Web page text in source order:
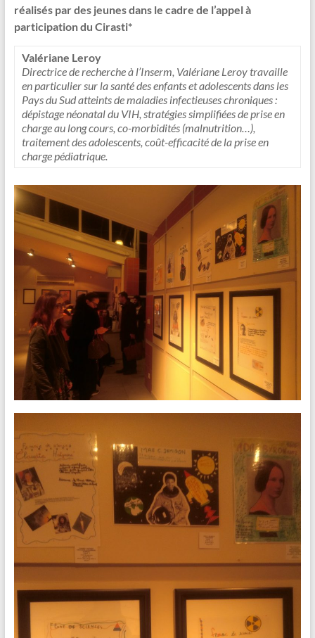
réalisés par des jeunes dans le cadre de l’appel à
participation du Cirasti*
Valériane Leroy
Directrice de recherche à l’Inserm, Valériane Leroy travaille
en particulier sur la santé des enfants et adolescents dans les
Pays du Sud atteints de maladies infectieuses chroniques :
dépistage néonatal du VIH, stratégies simplifiées de prise en
charge au long cours, co-morbidités (malnutrition…),
traitement des adolescents, coût-efficacité de la prise en
charge pédiatrique.